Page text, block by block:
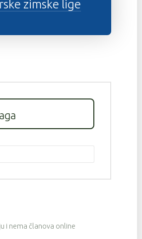
zimske lige
i nema članova online